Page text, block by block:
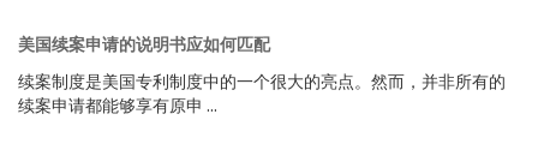
美国续案申请的说明书应如何匹配
续案制度是美国专利制度中的一个很大的亮点。然而，并非所有的
续案申请都能够享有原申 ...